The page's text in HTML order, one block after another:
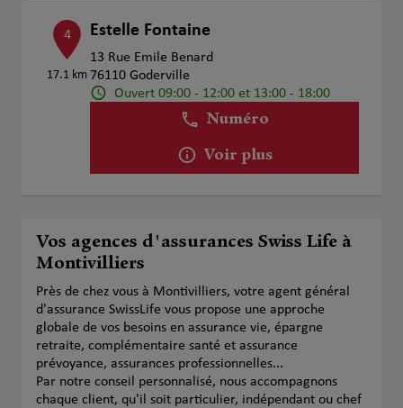
4
17.1 km
Estelle Fontaine
13 Rue Emile Benard
76110 Goderville
Ouvert 09:00 - 12:00 et 13:00 - 18:00
Numéro
Voir plus
Vos agences d'assurances Swiss Life à
Montivilliers
Près de chez vous à Montivilliers, votre agent général
d'assurance SwissLife vous propose une approche
globale de vos besoins en assurance vie, épargne
retraite, complémentaire santé et assurance
prévoyance, assurances professionnelles...
Par notre conseil personnalisé, nous accompagnons
chaque client, qu'il soit particulier, indépendant ou chef